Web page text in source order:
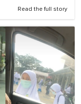
Read the full story